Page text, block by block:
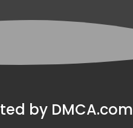
by DMCA.com